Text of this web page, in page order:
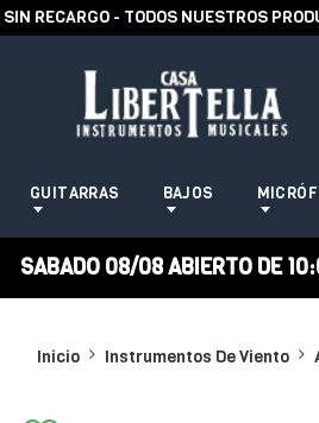
- TODOS NUESTROS
GUITARRAS BAJOS
SABADO 08/08 ABIERTO DE
Inicio Instrumentos De Viento